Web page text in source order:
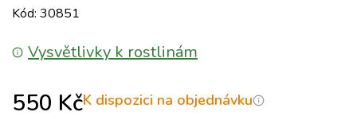
Kód: 30851
Vysvětlivky k rostlinám
550 KčK dispozici na objednávku